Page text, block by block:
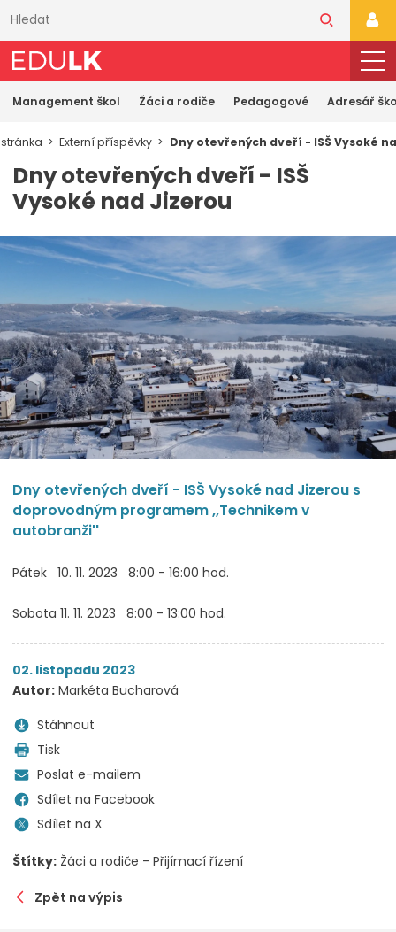
obsahu
Management škol Žáci a rodiče Pedagogové Adresář
Externí příspěvky Dny otevřených dveří - ISŠ Vysoké
Dny otevřených dveří - ISŠ
Vysoké nad Jizerou
Dny otevřených dveří - ISŠ Vysoké nad Jizerou s
doprovodným programem ,,Technikem v
autobranži''
Pátek 10. 11. 2023 8:00 - 16:00 hod.
Sobota 11. 11. 2023 8:00 - 13:00 hod.
02. listopadu 2023
Autor: Markéta Bucharová
Stáhnout
Tisk
Poslat e-mailem
Sdílet na Facebook
Sdílet na X
Štítky: Žáci a rodiče - Přijímací řízení
Zpět na výpis